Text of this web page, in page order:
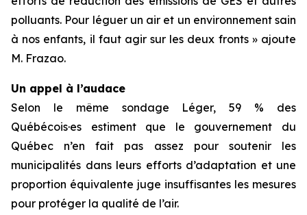
polluants. Pour léguer un air et un environnement sain
à nos enfants, il faut agir sur les deux fronts » ajoute
M. Frazao.
Un appel à l’audace
Selon le même sondage Léger, 59 % des
Québécois·es estiment que le gouvernement du
Québec n’en fait pas assez pour soutenir les
municipalités dans leurs efforts d’adaptation et une
proportion équivalente juge insuffisantes les mesures
pour protéger la qualité de l’air.